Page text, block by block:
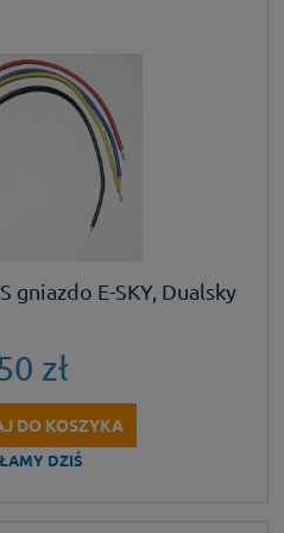
gniazdo E-SKY, Dualsky
zł
DO KOSZYKA
DZIŚ